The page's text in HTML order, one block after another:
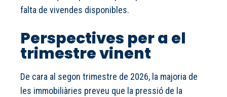
falta de vivendes disponibles.
Perspectives per a el
trimestre vinent
De cara al segon trimestre de 2026, la majoria de
les immobiliàries preveu que la pressió de la